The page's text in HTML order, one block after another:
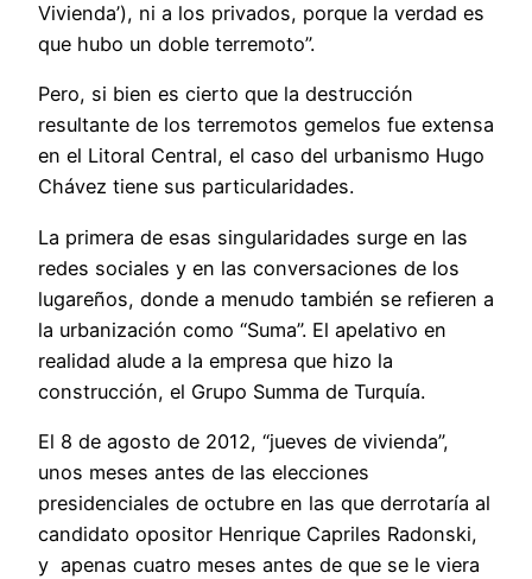
Vivienda’), ni a los privados, porque la verdad es
que hubo un doble terremoto”.
Pero, si bien es cierto que la destrucción
resultante de los terremotos gemelos fue extensa
en el Litoral Central, el caso del urbanismo Hugo
Chávez tiene sus particularidades.
La primera de esas singularidades surge en las
redes sociales y en las conversaciones de los
lugareños, donde a menudo también se refieren a
la urbanización como “Suma”. El apelativo en
realidad alude a la empresa que hizo la
construcción, el Grupo Summa de Turquía.
El 8 de agosto de 2012, “jueves de vivienda”,
unos meses antes de las elecciones
presidenciales de octubre en las que derrotaría al
candidato opositor Henrique Capriles Radonski,
y apenas cuatro meses antes de que se le viera